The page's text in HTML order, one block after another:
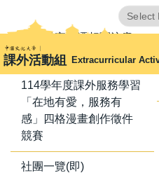
到
主
要
內
課外活動組 Extracurricular
📢器材室搬遷相關注意
事項📢
114學年度課外服務學習
「在地有愛，服務有
感」四格漫畫創作徵件
競賽
社團一覽(即)